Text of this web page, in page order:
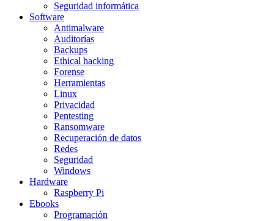
Seguridad informática
Software
Antimalware
Auditorías
Backups
Ethical hacking
Forense
Herramientas
Linux
Privacidad
Pentesting
Ransomware
Recuperación de datos
Redes
Seguridad
Windows
Hardware
Raspberry Pi
Ebooks
Programación